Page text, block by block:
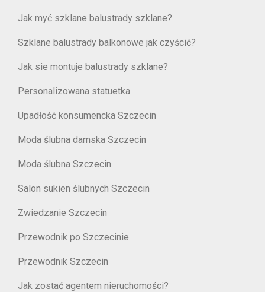
Jak myć szklane balustrady szklane?
Szklane balustrady balkonowe jak czyścić?
Jak sie montuje balustrady szklane?
Personalizowana statuetka
Upadłość konsumencka Szczecin
Moda ślubna damska Szczecin
Moda ślubna Szczecin
Salon sukien ślubnych Szczecin
Zwiedzanie Szczecin
Przewodnik po Szczecinie
Przewodnik Szczecin
Jak zostać agentem nieruchomości?